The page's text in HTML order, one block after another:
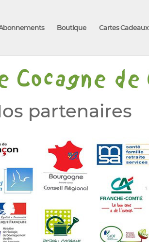
Boutique Cartes Cadeaux
partenaires